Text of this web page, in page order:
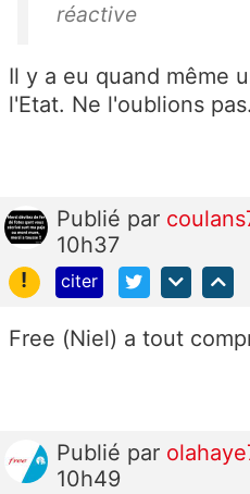
réactive
Il y a eu quand même
l'Etat. Ne l'oublions
Publié par
10h37
!
citer
Free (Niel) a tout
Publié par
10h49